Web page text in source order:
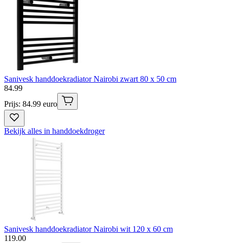
Sanivesk handdoekradiator Nairobi zwart 80 x 50 cm
84.99
Prijs: 84.99 euro
Bekijk alles in handdoekdroger
Sanivesk handdoekradiator Nairobi wit 120 x 60 cm
119.00